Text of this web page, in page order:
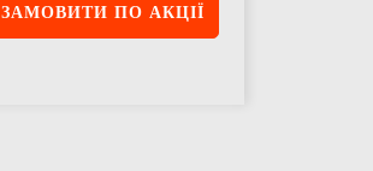
ЗАМОВИТИ ПО АКЦІЇ